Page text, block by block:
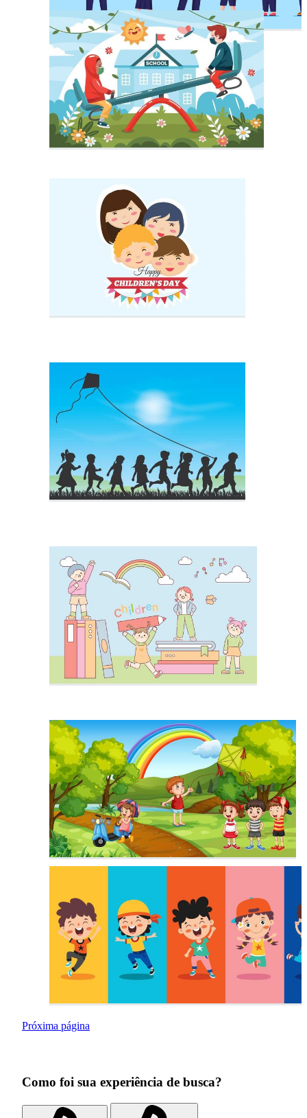
Próxima página
Como foi sua experiência de busca?